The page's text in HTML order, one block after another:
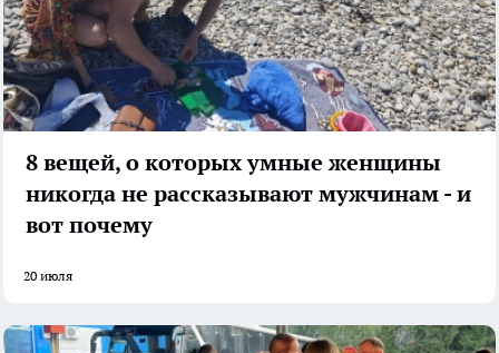
8 вещей, о которых умные женщины
никогда не рассказывают мужчинам - и
вот почему
20 июля